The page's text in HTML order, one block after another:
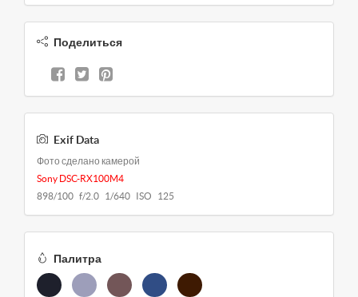
Поделиться
Exif Data
Фото сделано камерой
Sony DSC-RX100M4
898/100 f/2.0 1/640 ISO 125
Палитра